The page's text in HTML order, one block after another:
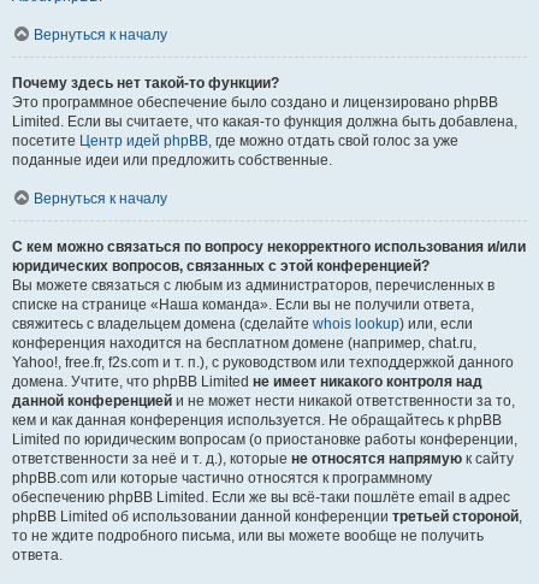
Вернуться к началу
Почему здесь нет такой-то функции?
Это программное обеспечение было создано и лицензировано phpBB
Limited. Если вы считаете, что какая-то функция должна быть добавлена,
посетите Центр идей phpBB, где можно отдать свой голос за уже
поданные идеи или предложить собственные.
Вернуться к началу
С кем можно связаться по вопросу некорректного использования и/или
юридических вопросов, связанных с этой конференцией?
Вы можете связаться с любым из администраторов, перечисленных в
списке на странице «Наша команда». Если вы не получили ответа,
свяжитесь с владельцем домена (сделайте whois lookup) или, если
конференция находится на бесплатном домене (например, chat.ru,
Yahoo!, free.fr, f2s.com и т. п.), с руководством или техподдержкой данного
домена. Учтите, что phpBB Limited не имеет никакого контроля над
данной конференцией и не может нести никакой ответственности за то,
кем и как данная конференция используется. Не обращайтесь к phpBB
Limited по юридическим вопросам (о приостановке работы конференции,
ответственности за неё и т. д.), которые не относятся напрямую к сайту
phpBB.com или которые частично относятся к программному
обеспечению phpBB Limited. Если же вы всё-таки пошлёте email в адрес
phpBB Limited об использовании данной конференции третьей стороной,
то не ждите подробного письма, или вы можете вообще не получить
ответа.